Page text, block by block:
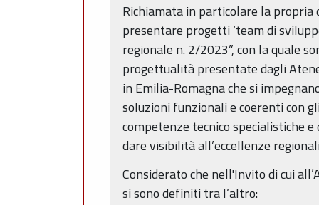
Richiamata in particolare la
presentare progetti ‘team di
regionale n. 2/2023”, con la quale
progettualità presentate dagli
in Emilia-Romagna che si
soluzioni funzionali e coerenti con
competenze tecnico specialistiche
dare visibilità all’eccellenze
Considerato che nell'Invito di cui
si sono definiti tra l’altro: